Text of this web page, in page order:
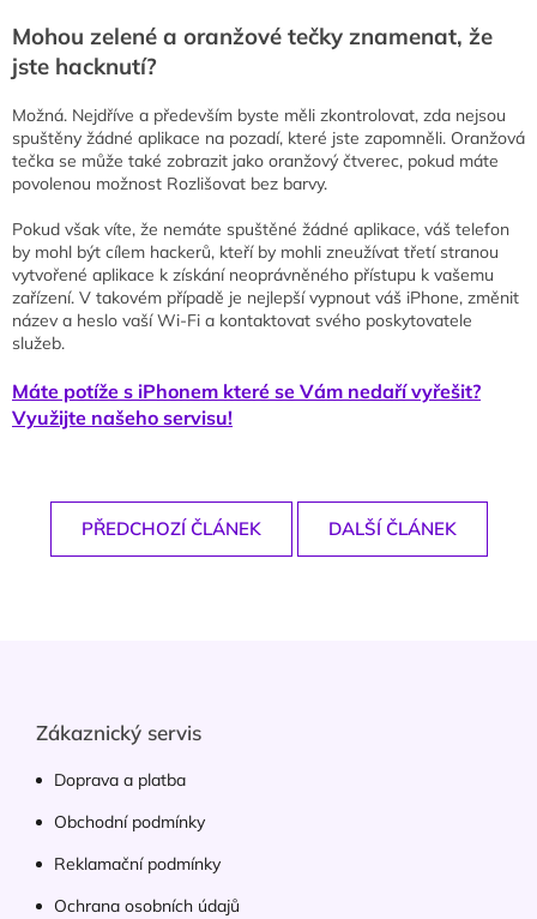
Mohou zelené a oranžové tečky znamenat, že
jste hacknutí?
Možná. Nejdříve a především byste měli zkontrolovat, zda nejsou
spuštěny žádné aplikace na pozadí, které jste zapomněli. Oranžová
tečka se může také zobrazit jako oranžový čtverec, pokud máte
povolenou možnost Rozlišovat bez barvy.
Pokud však víte, že nemáte spuštěné žádné aplikace, váš telefon
by mohl být cílem hackerů, kteří by mohli zneužívat třetí stranou
vytvořené aplikace k získání neoprávněného přístupu k vašemu
zařízení. V takovém případě je nejlepší vypnout váš iPhone, změnit
název a heslo vaší Wi-Fi a kontaktovat svého poskytovatele
služeb.
Máte potíže s iPhonem které se Vám nedaří vyřešit?
Využijte našeho servisu!
PŘEDCHOZÍ ČLÁNEK DALŠÍ ČLÁNEK
Zákaznický servis
Doprava a platba
Obchodní podmínky
Reklamační podmínky
Ochrana osobních údajů